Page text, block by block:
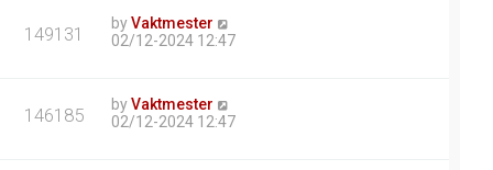
149131 byVaktmester
02/12-2024 12:47
146185 byVaktmester
02/12-2024 12:47